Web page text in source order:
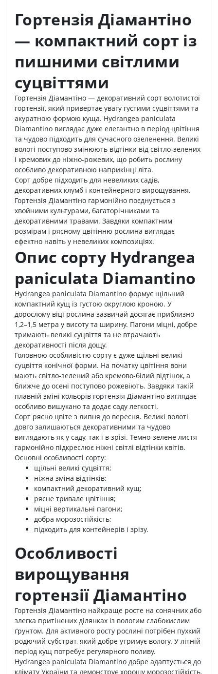
Гортензія Діамантіно
— компактний сорт із
пишними світлими
суцвіттями
Гортензія Діамантіно — декоративний сорт волотистої
гортензії, який привертає увагу густими суцвіттями та
акуратною формою куща. Hydrangea paniculata
Diamantino виглядає дуже елегантно в період цвітіння
та чудово підходить для сучасного озеленення. Великі
волоті поступово змінюють відтінки від світло-зелених
і кремових до ніжно-рожевих, що робить рослину
особливо декоративною наприкінці літа.
Сорт добре підходить для невеликих садів,
декоративних клумб і контейнерного вирощування.
Гортензія Діамантіно гармонійно поєднується з
хвойними культурами, багаторічниками та
декоративними травами. Завдяки компактним
розмірам і рясному цвітінню рослина виглядає
ефектно навіть у невеликих композиціях.
Опис сорту Hydrangea
paniculata Diamantino
Hydrangea paniculata Diamantino формує щільний
компактний кущ із густою округлою кроною. У
дорослому віці рослина зазвичай досягає приблизно
1,2–1,5 метра у висоту та ширину. Пагони міцні, добре
тримають великі суцвіття та не втрачають
декоративності після дощу.
Головною особливістю сорту є дуже щільні великі
суцвіття конічної форми. На початку цвітіння вони
мають світло-зелений або кремово-білий відтінок, а
ближче до осені поступово рожевіють. Завдяки такій
плавній зміні кольорів гортензія Діамантіно виглядає
особливо вишукано та додає саду легкості.
Сорт рясно цвіте з липня до вересня. Великі волоті
довго залишаються декоративними та чудово
виглядають як у саду, так і в зрізі. Темно-зелене листя
гармонійно підкреслює ніжні світлі відтінки квітів.
Основні особливості сорту:
щільні великі суцвіття;
ніжна зміна відтінків;
компактний декоративний кущ;
рясне тривале цвітіння;
міцні вертикальні пагони;
добра морозостійкість;
підходить для контейнерів і зрізу.
Особливості
вирощування
гортензії Діамантіно
Гортензія Діамантіно найкраще росте на сонячних або
злегка притінених ділянках із вологим слабокислим
ґрунтом. Для активного росту рослині потрібен пухкий
родючий субстрат, який добре утримує вологу. У літній
період кущ потребує регулярного поливу.
Hydrangea paniculata Diamantino добре адаптується до
клімату України та демонструє хорошу морозостійкість.